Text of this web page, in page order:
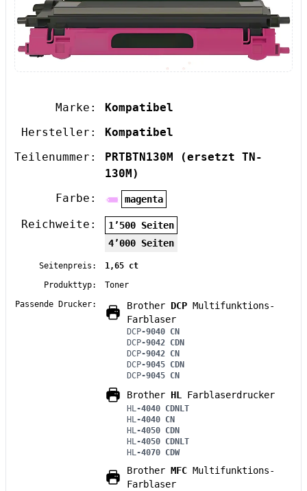
Marke:
Kompatibel
Hersteller:
Kompatibel
Teilenummer:
PRTBTN130M
(ersetzt TN-
130M)
Farbe:
magenta
Reichweite:
1’500 Seiten
4’000 Seiten
Seitenpreis:
1,65 ct
Produkttyp:
Toner
Passende Drucker:
Brother DCP Multifunktions-
Farblaser
DCP-9040 CN
DCP-9042 CDN
DCP-9042 CN
DCP-9045 CDN
DCP-9045 CN
Brother HL Farblaserdrucker
HL-4040 CDNLT
HL-4040 CN
HL-4050 CDN
HL-4050 CDNLT
HL-4070 CDW
Brother MFC Multifunktions-
Farblaser